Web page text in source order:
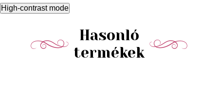
High-contrast mode
Hasonló
termékek